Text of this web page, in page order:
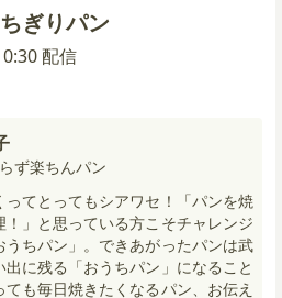
ぎりパン
配信
ず楽ちんパン
ってとってもシアワセ！「パンを焼
！」と思っている方こそチャレンジ
うちパン」。できあがったパンは武
に残る「おうちパン」になること
も毎日焼きたくなるパン、お伝え